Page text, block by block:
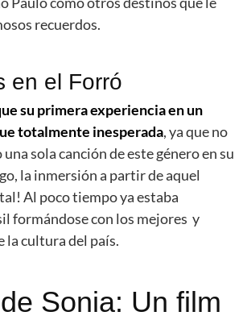
recuerdos.
en el Forró
su primera experiencia en un
totalmente inesperada, ya que no
sola canción de este género en su
la inmersión a partir de aquel
Al poco tiempo ya estaba
formándose con los mejores y
la cultura del país.
Sonia: Un film